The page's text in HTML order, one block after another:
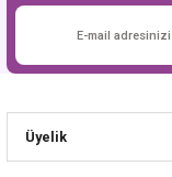
Üyelik